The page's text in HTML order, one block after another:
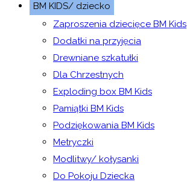
BM KIDS/ dziecko
Zaproszenia dziecięce BM Kids
Dodatki na przyjęcia
Drewniane szkatułki
Dla Chrzestnych
Exploding box BM Kids
Pamiątki BM Kids
Podziękowania BM Kids
Metryczki
Modlitwy/ kołysanki
Do Pokoju Dziecka